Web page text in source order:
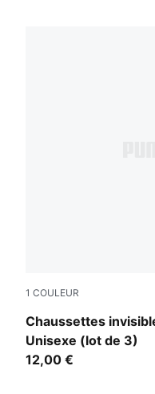
1 COULEUR
Chaussettes
Unisexe (lot de 3)
black
12,00 €